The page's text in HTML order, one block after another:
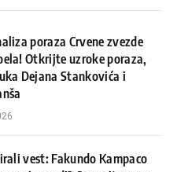
poraza Crvene zvezde
Otkrijte uzroke poraza,
Dejana Stankovića i
vest: Fakundo Kampaco